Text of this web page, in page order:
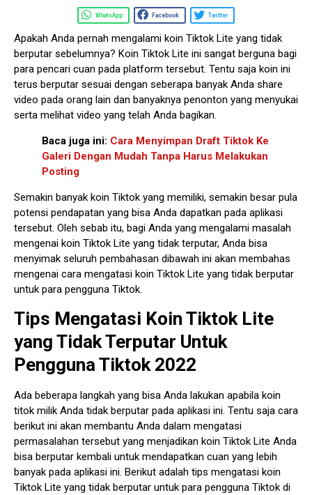
WhatsApp Facebook Twitter
Apakah Anda pernah mengalami koin Tiktok Lite yang tidak
berputar sebelumnya? Koin Tiktok Lite ini sangat berguna bagi
para pencari cuan pada platform tersebut. Tentu saja koin ini
terus berputar sesuai dengan seberapa banyak Anda share
video pada orang lain dan banyaknya penonton yang menyukai
serta melihat video yang telah Anda bagikan.
Baca juga ini: Cara Menyimpan Draft Tiktok Ke
Galeri Dengan Mudah Tanpa Harus Melakukan
Posting
Semakin banyak koin Tiktok yang memiliki, semakin besar pula
potensi pendapatan yang bisa Anda dapatkan pada aplikasi
tersebut. Oleh sebab itu, bagi Anda yang mengalami masalah
mengenai koin Tiktok Lite yang tidak terputar, Anda bisa
menyimak seluruh pembahasan dibawah ini akan membahas
mengenai cara mengatasi koin Tiktok Lite yang tidak berputar
untuk para pengguna Tiktok.
Tips Mengatasi Koin Tiktok Lite
yang Tidak Terputar Untuk
Pengguna Tiktok 2022
Ada beberapa langkah yang bisa Anda lakukan apabila koin
titok milik Anda tidak berputar pada aplikasi ini. Tentu saja cara
berikut ini akan membantu Anda dalam mengatasi
permasalahan tersebut yang menjadikan koin Tiktok Lite Anda
bisa berputar kembali untuk mendapatkan cuan yang lebih
banyak pada aplikasi ini. Berikut adalah tips mengatasi koin
Tiktok Lite yang tidak berputar untuk para pengguna Tiktok di